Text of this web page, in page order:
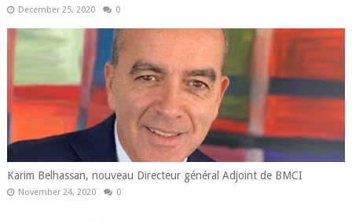
December 25, 2020 0
Karim Belhassan, nouveau Directeur général Adjoint de BMCI
November 24, 2020 0